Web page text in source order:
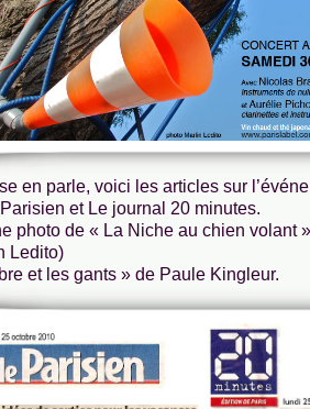
en parle, voici les articles sur
et Le journal 20 minutes.
photo de « La Niche au chien volant
Ledito)
et les gants » de Paule Kingleur.